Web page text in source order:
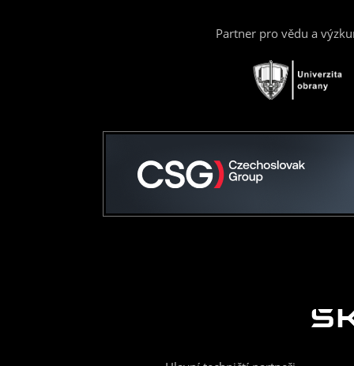
Partner pro vědu a